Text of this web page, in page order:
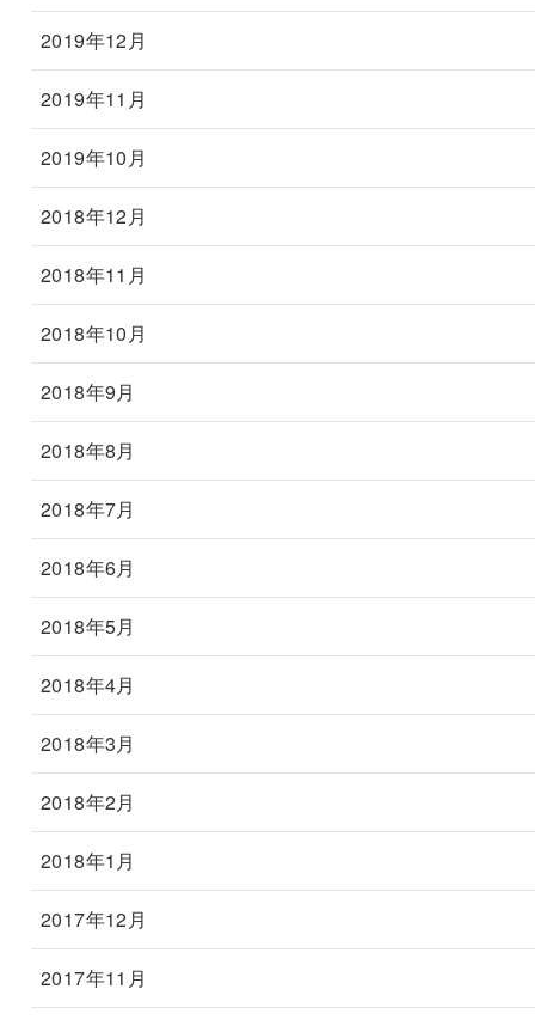
2019年12月
2019年11月
2019年10月
2018年12月
2018年11月
2018年10月
2018年9月
2018年8月
2018年7月
2018年6月
2018年5月
2018年4月
2018年3月
2018年2月
2018年1月
2017年12月
2017年11月